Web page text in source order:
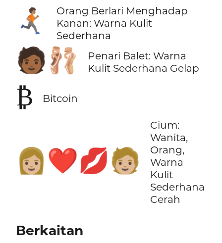
🏃🏽‍➡️
Orang Berlari Menghadap
Kanan: Warna Kulit
Sederhana
🧑🏾‍🩰
Penari Balet: Warna
Kulit Sederhana Gelap
₿ Bitcoin
👩🏼‍❤️‍💋‍🧑🏼
Cium:
Wanita,
Orang,
Warna
Kulit
Sederhana
Cerah
Berkaitan